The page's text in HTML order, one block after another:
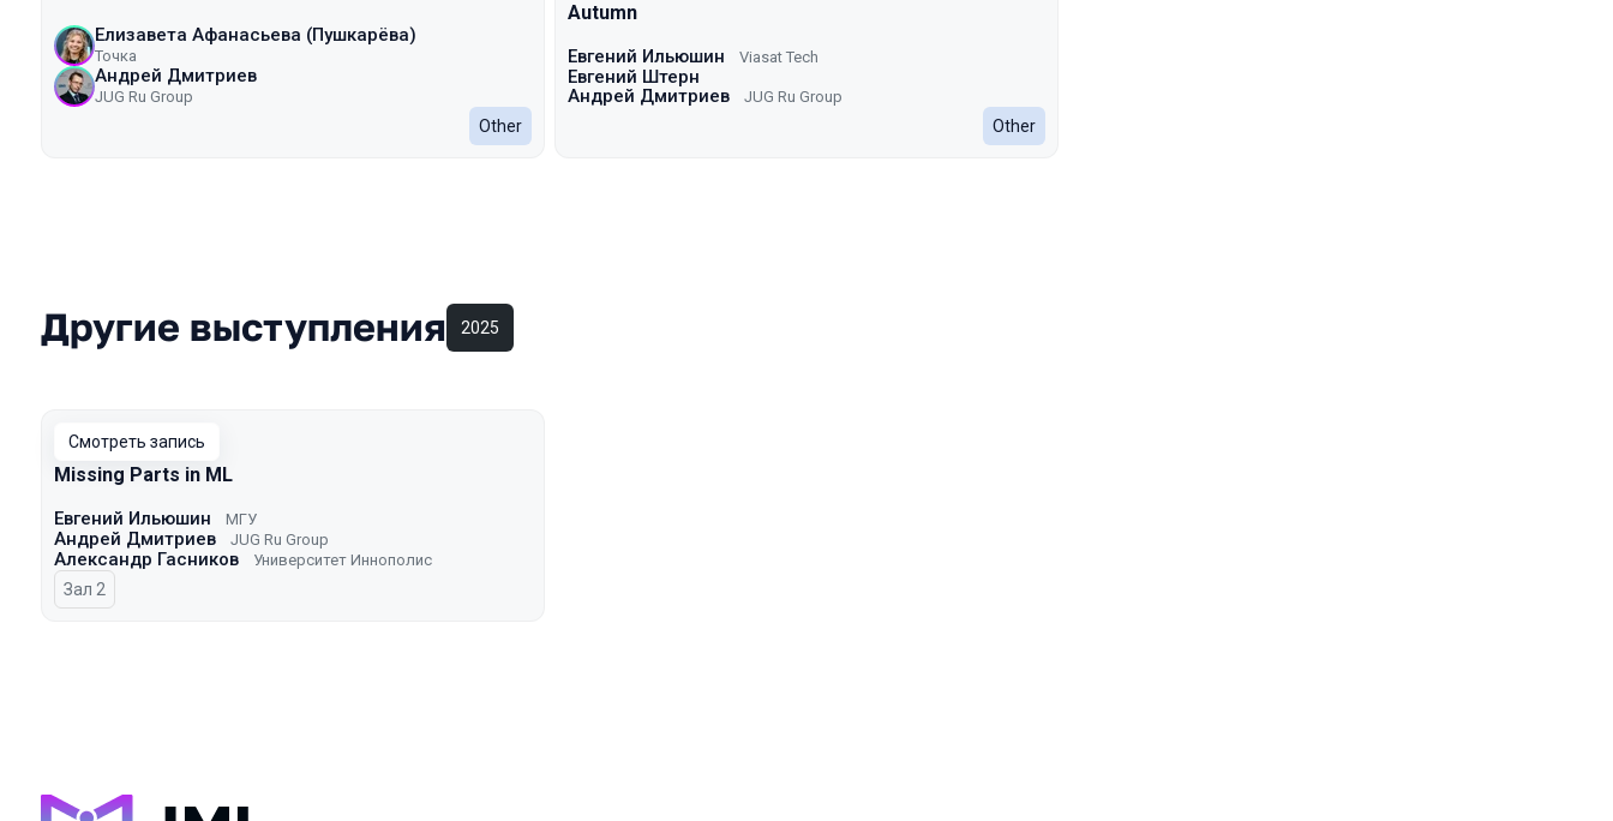
Елизавета Афанасьева (Пушкарёва)
Точка
Андрей Дмитриев
JUG Ru Group
Other
Autumn
Евгений Ильюшин Viasat Tech
Евгений Штерн
Андрей Дмитриев
JUG Ru Group
Other
Другие выступления 2025
Смотреть запись
Missing Parts in ML
Евгений Ильюшин МГУ
Андрей Дмитриев JUG Ru Group
Александр Гасников Университет Иннополис
Зал 2